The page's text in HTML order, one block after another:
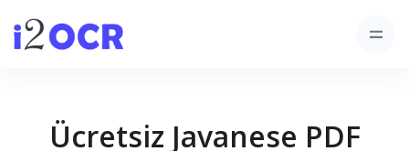
Ücretsiz Javanese PDF